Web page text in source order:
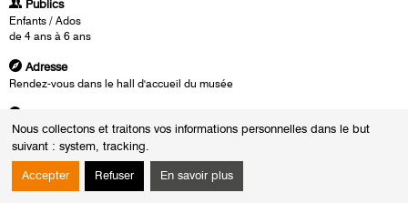
Nous collectons et traitons vos informations personnelles dans le but
suivant : system, tracking.
Accepter Refuser En savoir plus
Publics
Enfants / Ados
de 4 ans à 6 ans
Adresse
Rendez-vous dans le hall d'accueil du musée
Du :
Mercredi 15 avril 2026
au :
Mercredi 22 juillet 2026
Le :
Mercredi 1 juillet 2026 de 14h30 à 16h00
Mercredi 8 juillet 2026 de 11h00 à 12h30
Mercredi 15 juillet 2026 de 11h00 à 12h30